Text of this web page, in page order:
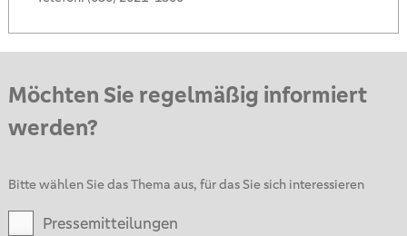
Möchten Sie regelmäßig informiert
werden?
Bitte wählen Sie das Thema aus, für das Sie sich interessieren
Pressemitteilungen